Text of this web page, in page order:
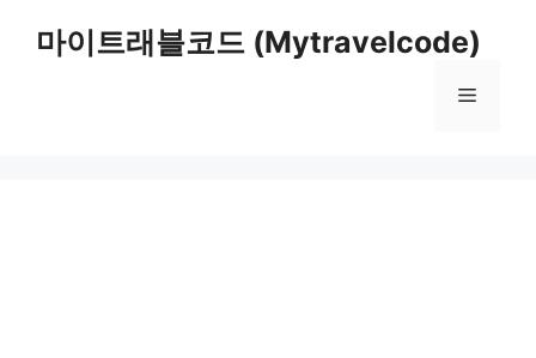
마이트래블코드 (Mytravelcode)
메